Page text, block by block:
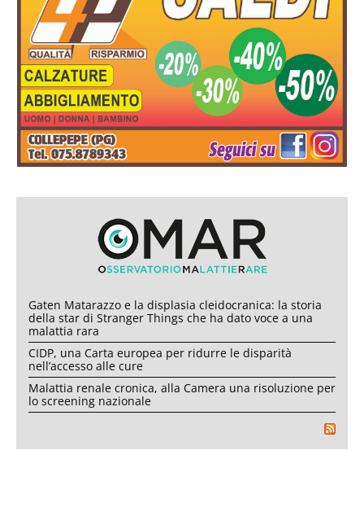
Gaten Matarazzo e la displasia cleidocranica: la storia
della star di Stranger Things che ha dato voce a una
malattia rara
CIDP, una Carta europea per ridurre le disparità
nell’accesso alle cure
Malattia renale cronica, alla Camera una risoluzione per
lo screening nazionale